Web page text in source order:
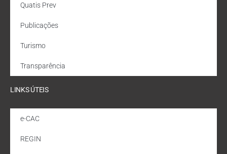
Quatis Prev
Publicações
Turismo
Transparência
LINKS ÚTEIS
e-CAC
REGIN